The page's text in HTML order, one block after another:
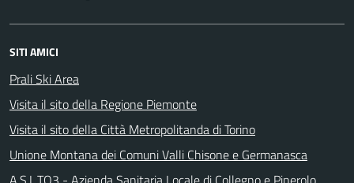
SITI AMICI
Prali Ski Area
Visita il sito della Regione Piemonte
Visita il sito della Città Metropolitanda di Torino
Unione Montana dei Comuni Valli Chisone e Germanasca